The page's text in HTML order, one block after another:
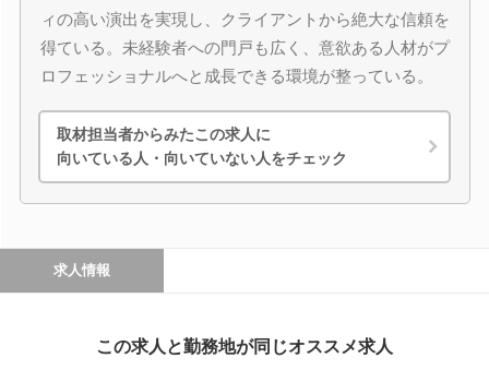
ィの高い演出を実現し、クライアントから絶大な信頼を
得ている。未経験者への門戸も広く、意欲ある人材がプ
ロフェッショナルへと成長できる環境が整っている。
取材担当者からみたこの求人に
向いている人・向いていない人をチェック
求人情報
この求人と勤務地が同じオススメ求人